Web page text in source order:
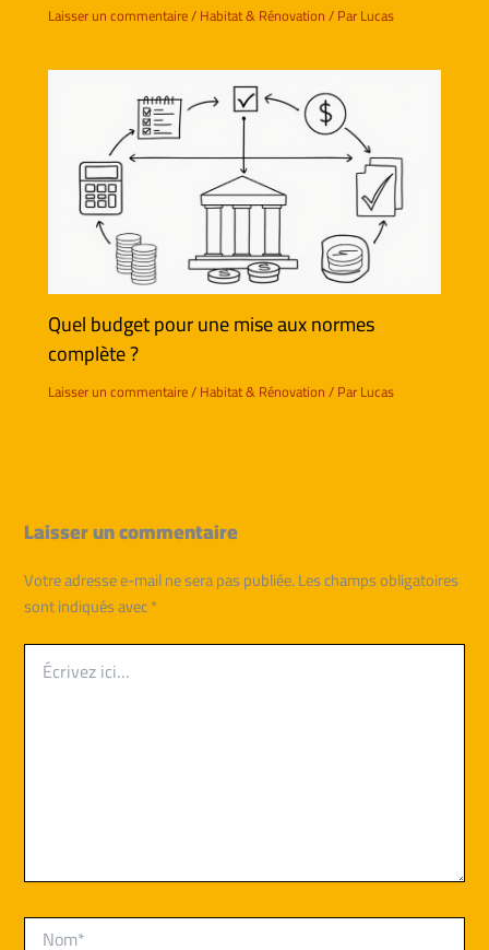
Laisser un commentaire/Habitat & Rénovation/ ParLucas
Quel budget pour une mise aux normes
complète ?
Laisser un commentaire/Habitat & Rénovation/ ParLucas
Laisser un commentaire
Votre adresse e-mail ne sera pas publiée.Les champs obligatoires
sont indiqués avec*
Écrivez
ici…
Nom*